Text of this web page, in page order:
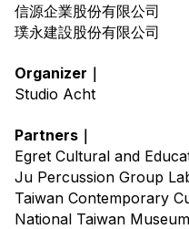
信源企業股份有限公司
璞永建設股份有限公司
Organizer｜
Studio Acht
Partners｜
Egret Cultural and
Ju Percussion Group
Taiwan Contemporary
National Taiwan